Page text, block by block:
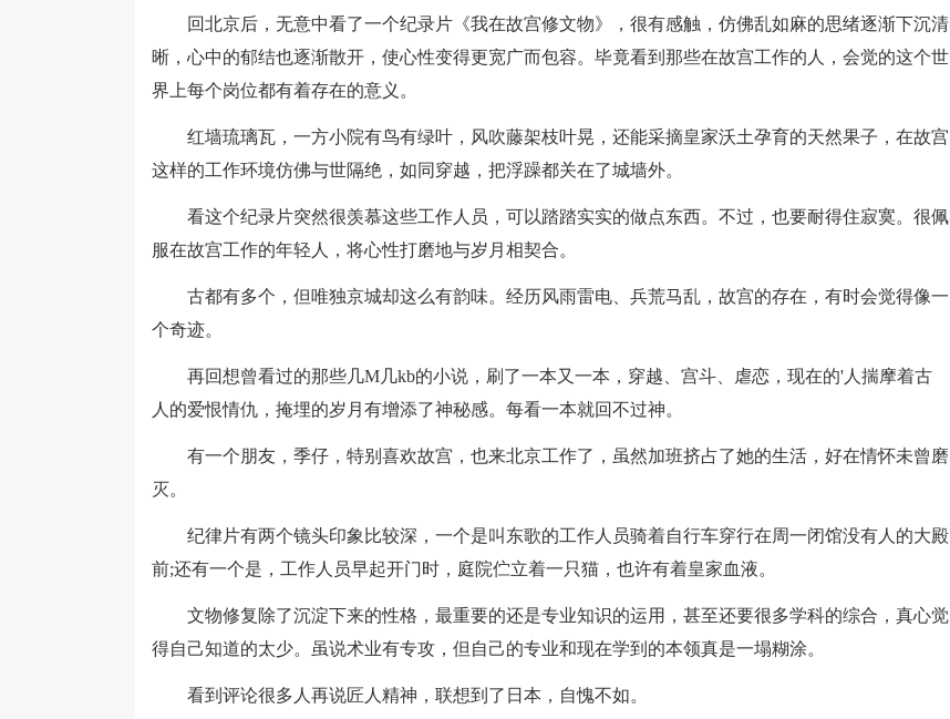
回北京后，无意中看了一个纪录片《我在故宫修文物》，很有感触，仿佛乱如麻的思绪逐渐下沉清
晰，心中的郁结也逐渐散开，使心性变得更宽广而包容。毕竟看到那些在故宫工作的人，会觉的这个世
界上每个岗位都有着存在的意义。
红墙琉璃瓦，一方小院有鸟有绿叶，风吹藤架枝叶晃，还能采摘皇家沃土孕育的天然果子，在故宫
这样的工作环境仿佛与世隔绝，如同穿越，把浮躁都关在了城墙外。
看这个纪录片突然很羡慕这些工作人员，可以踏踏实实的做点东西。不过，也要耐得住寂寞。很佩
服在故宫工作的年轻人，将心性打磨地与岁月相契合。
古都有多个，但唯独京城却这么有韵味。经历风雨雷电、兵荒马乱，故宫的存在，有时会觉得像一
个奇迹。
再回想曾看过的那些几M几kb的小说，刷了一本又一本，穿越、宫斗、虐恋，现在的'人揣摩着古
人的爱恨情仇，掩埋的岁月有增添了神秘感。每看一本就回不过神。
有一个朋友，季仔，特别喜欢故宫，也来北京工作了，虽然加班挤占了她的生活，好在情怀未曾磨
灭。
纪律片有两个镜头印象比较深，一个是叫东歌的工作人员骑着自行车穿行在周一闭馆没有人的大殿
前;还有一个是，工作人员早起开门时，庭院伫立着一只猫，也许有着皇家血液。
文物修复除了沉淀下来的性格，最重要的还是专业知识的运用，甚至还要很多学科的综合，真心觉
得自己知道的太少。虽说术业有专攻，但自己的专业和现在学到的本领真是一塌糊涂。
看到评论很多人再说匠人精神，联想到了日本，自愧不如。